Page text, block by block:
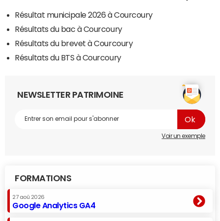
Résultat municipale 2026 à Courcoury
Résultats du bac à Courcoury
Résultats du brevet à Courcoury
Résultats du BTS à Courcoury
NEWSLETTER PATRIMOINE
Voir un exemple
FORMATIONS
27 aoû 2026
Google Analytics GA4